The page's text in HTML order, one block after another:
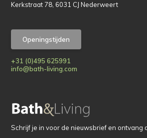
Kerkstraat 78, 6031 CJ Nederweert
Openingstijden
+31 (0)495 625991
info@bath-living.com
Schrijf je in voor de nieuwsbrief en ontvang